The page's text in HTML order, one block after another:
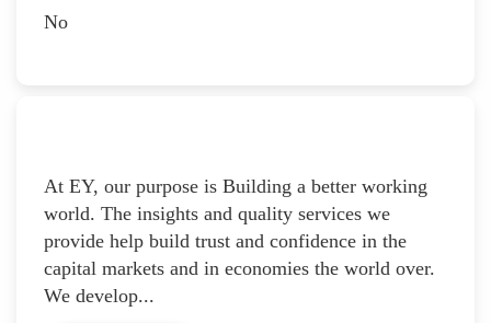
No
At EY, our purpose is Building a better working
world. The insights and quality services we
provide help build trust and confidence in the
capital markets and in economies the world over.
We develop...